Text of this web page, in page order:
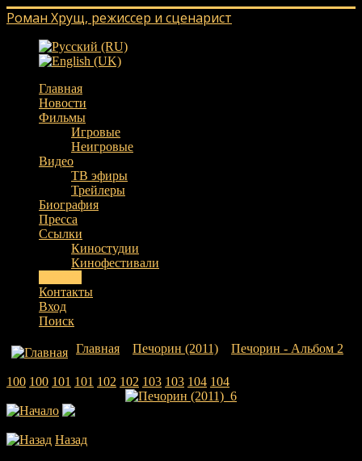
Роман Хрущ, режиссер и сценарист
Главная
Новости
Фильмы
Игровые
Неигровые
Видео
ТВ эфиры
Трейлеры
Биография
Пресса
Ссылки
Киностудии
Кинофестивали
Контакты
Вход
Поиск
Главная
Печорин (2011) Печорин - Альбом 2
100 100 101 101 102 102 103 103 104 104
Назад